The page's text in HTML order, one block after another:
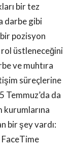
bir tez
darbe gibi
pozisyon
rol üstleneceğini
ve muhtıra
süreçlerine
Temmuz’da da
kurumlarına
bir şey vardı: